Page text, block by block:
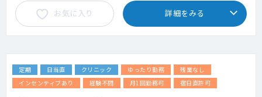
お気に入り 詳細をみる
定期 日当直 クリニック ゆったり勤務
残業なし
インセンティブあり
経験不問 月1回勤務可 宿日直許可